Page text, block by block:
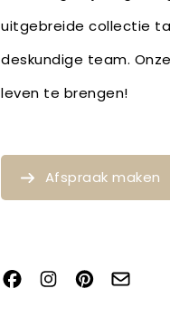
uitgebreide collectie
deskundige team.
leven te brengen!
Afspraak maken